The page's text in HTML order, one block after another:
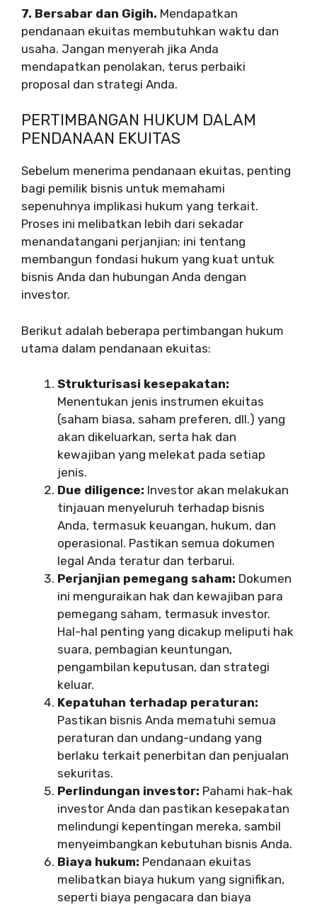
7. Bersabar dan Gigih. Mendapatkan
pendanaan ekuitas membutuhkan waktu dan
usaha. Jangan menyerah jika Anda
mendapatkan penolakan, terus perbaiki
proposal dan strategi Anda.
PERTIMBANGAN HUKUM DALAM
PENDANAAN EKUITAS
Sebelum menerima pendanaan ekuitas, penting
bagi pemilik bisnis untuk memahami
sepenuhnya implikasi hukum yang terkait.
Proses ini melibatkan lebih dari sekadar
menandatangani perjanjian; ini tentang
membangun fondasi hukum yang kuat untuk
bisnis Anda dan hubungan Anda dengan
investor.
Berikut adalah beberapa pertimbangan hukum
utama dalam pendanaan ekuitas:
Strukturisasi kesepakatan:
Menentukan jenis instrumen ekuitas
(saham biasa, saham preferen, dll.) yang
akan dikeluarkan, serta hak dan
kewajiban yang melekat pada setiap
jenis.
Due diligence: Investor akan melakukan
tinjauan menyeluruh terhadap bisnis
Anda, termasuk keuangan, hukum, dan
operasional. Pastikan semua dokumen
legal Anda teratur dan terbarui.
Perjanjian pemegang saham: Dokumen
ini menguraikan hak dan kewajiban para
pemegang saham, termasuk investor.
Hal-hal penting yang dicakup meliputi hak
suara, pembagian keuntungan,
pengambilan keputusan, dan strategi
keluar.
Kepatuhan terhadap peraturan:
Pastikan bisnis Anda mematuhi semua
peraturan dan undang-undang yang
berlaku terkait penerbitan dan penjualan
sekuritas.
Perlindungan investor: Pahami hak-hak
investor Anda dan pastikan kesepakatan
melindungi kepentingan mereka, sambil
menyeimbangkan kebutuhan bisnis Anda.
Biaya hukum: Pendanaan ekuitas
melibatkan biaya hukum yang signifikan,
seperti biaya pengacara dan biaya